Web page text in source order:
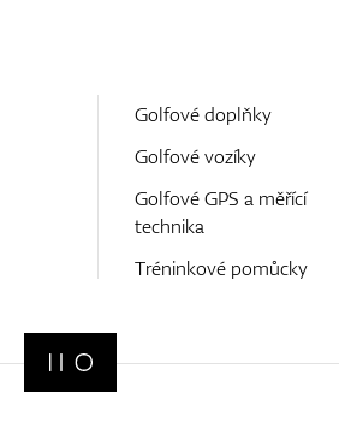
Golfové doplňky
Golfové vozíky
Golfové GPS a měřící
technika
Tréninkové pomůcky